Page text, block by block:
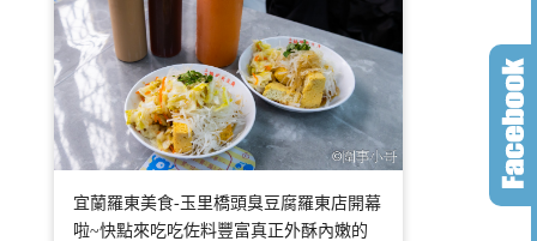
宜蘭羅東美食-玉里橋頭臭豆腐羅東店開幕
啦~快點來吃吃佐料豐富真正外酥內嫩的